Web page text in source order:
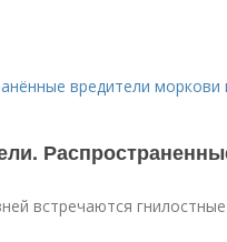
вредители
встречаются